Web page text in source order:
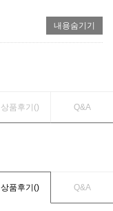
내용숨기기
상품후기() Q&A
상품후기() Q&A